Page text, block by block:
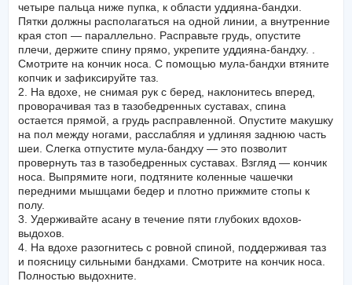
четыре пальца ниже пупка, к области уддияна-бандхи.
Пятки должны располагаться на одной линии, а внутренние
края стоп — параллельно. Расправьте грудь, опустите
плечи, держите спину прямо, укрепите уддияна-бандху. .
Смотрите на кончик носа. С помощью мула-бандхи втяните
копчик и зафиксируйте таз.
2. На вдохе, не снимая рук с беред, наклонитесь вперед,
проворачивая таз в тазобедренных суставах, спина
остается прямой, а грудь расправленной. Опустите макушку
на пол между ногами, расслабляя и удлиняя заднюю часть
шеи. Слегка отпустите мула-бандху — это позволит
провернуть таз в тазобедренных суставах. Взгляд — кончик
носа. Выпрямите ноги, подтяните коленные чашечки
передними мышцами бедер и плотно прижмите стопы к
полу.
3. Удерживайте асану в течение пяти глубоких вдохов-
выдохов.
4. На вдохе разогнитесь с ровной спиной, поддерживая таз
и поясницу сильными бандхами. Смотрите на кончик носа.
Полностью выдохните.